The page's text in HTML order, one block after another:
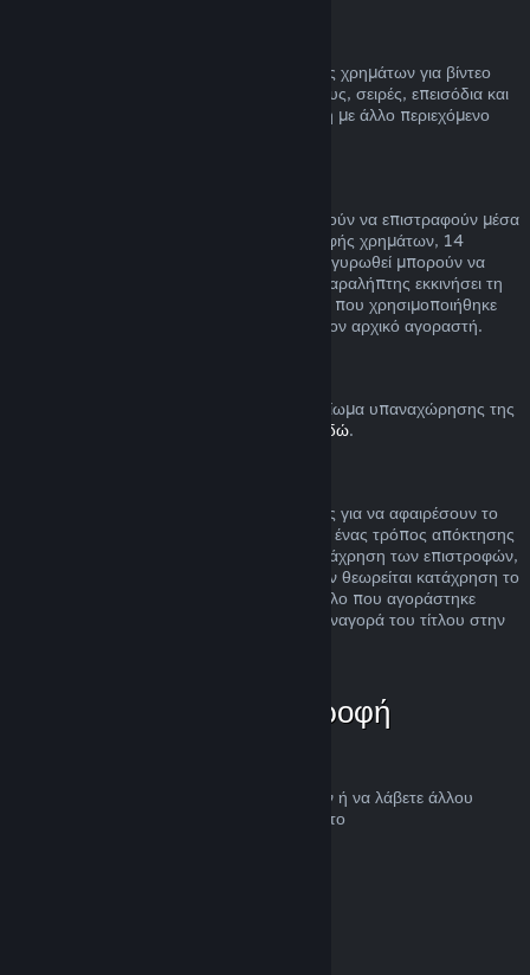
Δεν μπορούμε να προσφέρουμε επιστροφές χρημάτων για βίντεο
στο Steam (π.χ. ταινία, ταινίες μικρού μήκους, σειρές, επεισόδια και
οδηγούς), εκτός αν το βίντεο είναι σε δέσμη με άλλο περιεχόμενο
Τα δώρα που δεν έχουν εξαργυρωθεί μπορούν να επιστραφούν μέσα
στη συνηθισμένη χρονική περίοδο επιστροφής χρημάτων, 14
ημέρες/δύο ώρες. Τα δώρα που έχουν εξαργυρωθεί μπορούν να
επιστραφούν υπό τις ίδιες συνθήκες αν ο παραλήπτης εκκινήσει τη
διαδικασία επιστροφής χρημάτων. Το ποσό που χρησιμοποιήθηκε
για την αγορά του δώρου θα επιστραφεί στον αρχικό αγοραστή.
Για μια εξήγηση στο πώς λειτουργεί το δικαίωμα υπαναχώρησης της
πατήστε εδώ.
Οι επιστροφές χρημάτων είναι σχεδιασμένες για να αφαιρέσουν το
ρίσκο της αγοράς τίτλων στο Steam και όχι ένας τρόπος απόκτησης
δωρεάν παιχνιδιών. Αν φανεί ότι κάνετε κατάχρηση των επιστροφών,
θα σταματήσουν να σας προσφέρονται. Δεν θεωρείται κατάχρηση το
αίτημα για επιστροφή χρημάτων σε έναν τίτλο που αγοράστηκε
ακριβώς πριν μια έκπτωση και η άμεση επαναγορά του τίτλου στην
Πώς να ζητήσετε επιστροφή
Μπορείτε να ζητήσετε επιστροφή χρημάτων ή να λάβετε άλλου
είδους βοήθεια για τις αγορές Steam σας στο